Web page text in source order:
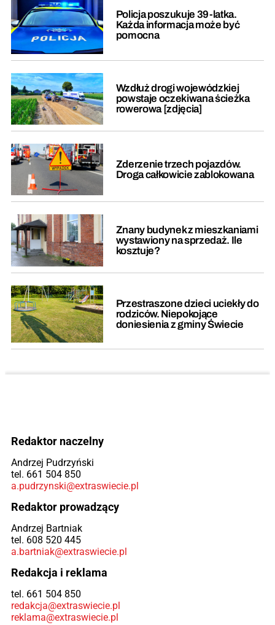
Policja poszukuje 39-latka.
Każda informacja może być
pomocna
Wzdłuż drogi wojewódzkiej
powstaje oczekiwana ścieżka
rowerowa [zdjęcia]
Zderzenie trzech pojazdów.
Droga całkowicie zablokowana
Znany budynek z mieszkaniami
wystawiony na sprzedaż. Ile
kosztuje?
Przestraszone dzieci uciekły do
rodziców. Niepokojące
doniesienia z gminy Świecie
Redaktor naczelny
Andrzej Pudrzyński
tel. 661 504 850
a.pudrzynski@extraswiecie.pl
Redaktor prowadzący
Andrzej Bartniak
tel. 608 520 445
a.bartniak@extraswiecie.pl
Redakcja i reklama
tel. 661 504 850
redakcja@extraswiecie.pl
reklama@extraswiecie.pl